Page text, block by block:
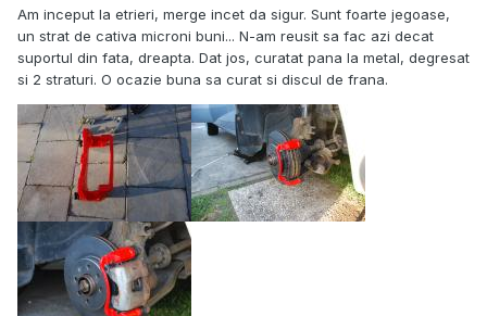
Am inceput la etrieri, merge incet da sigur. Sunt foarte jegoase,
un strat de cativa microni buni... N-am reusit sa fac azi decat
suportul din fata, dreapta. Dat jos, curatat pana la metal, degresat
si 2 straturi. O ocazie buna sa curat si discul de frana.